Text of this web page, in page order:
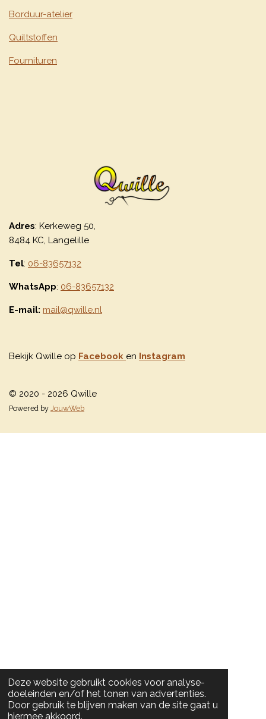
Deze website gebruikt cookies voor analyse-
doeleinden en/of het tonen van advertenties.
Door gebruik te blijven maken van de site gaat u
hiermee akkoord.
Borduur-atelier
Quiltstoffen
Fournituren
Adres: Kerkeweg 50,
8484 KC, Langelille
Tel: 06-83657132
WhatsApp: 06-83657132
E-mail: mail@qwille.nl
Bekijk Qwille op Facebook en Instagram
© 2020 - 2026 Qwille
Powered by JouwWeb